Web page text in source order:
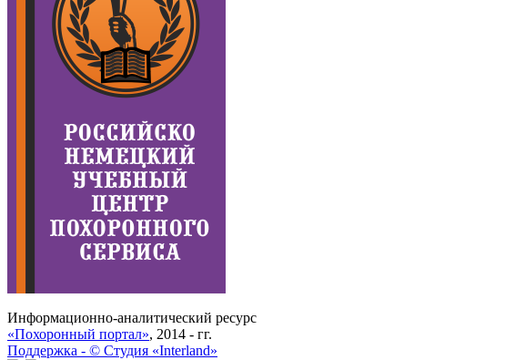
Информационно-аналитический ресурс
«Похоронный портал», 2014 - гг.
Поддержка - © Cтудия «Interland»